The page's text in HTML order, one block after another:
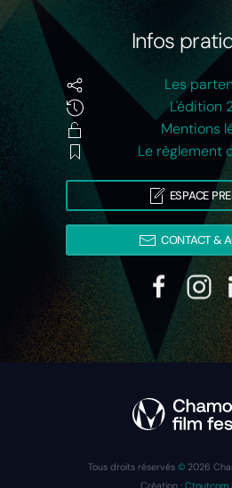
Infos
Les
L'édition
Mentions
Le règlement
ESPACE
CONTACT &
Tous droits réservés © 2026